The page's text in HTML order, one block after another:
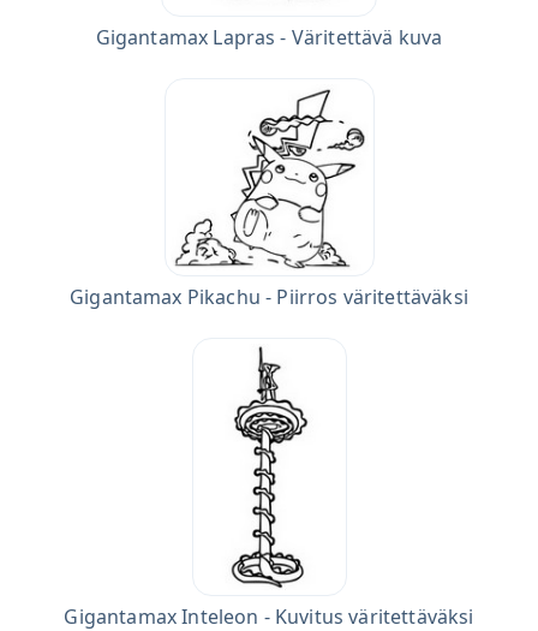
Gigantamax Lapras - Väritettävä kuva
Gigantamax Pikachu - Piirros väritettäväksi
Gigantamax Inteleon - Kuvitus väritettäväksi